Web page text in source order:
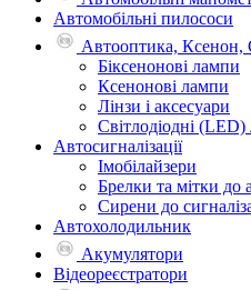
Автомобільні пилососи
Автооптика, Ксенон,
Біксенонові лампи
Ксенонові лампи
Лінзи і аксесуари
Світлодіодні
Автосигналізації
Імобілайзери
Брелки та мітки до
Сирени до
Автохолодильник
Акумулятори
Відеореєстратори